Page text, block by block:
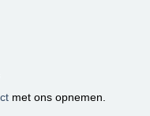
met ons opnemen.